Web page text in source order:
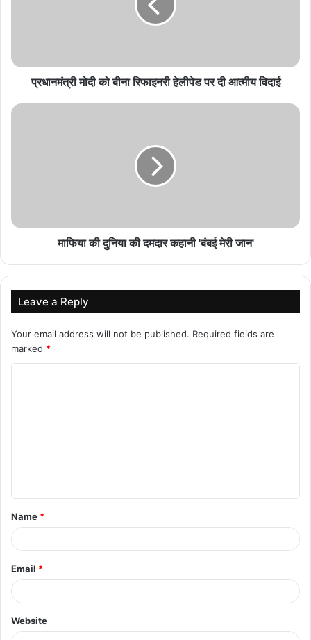
शनिवार आयोजित होगा सामुदायिक पुलिसिंग कार्यक्रम
August 6, 2026
के मादक पदार्थ एवं अन्य संपत्ति जब्त
August 6, 2026
August 6, 2026
top-news
प्रधानमंत्री मोदी को बीना रिफाइनरी हेलीपेड पर दी आत्मीय विदाई
माफिया की दुनिया की दमदार कहानी 'बंबई मेरी जान'
Leave a Reply
Your email address will not be published. Required fields are
marked *
t
*
Name *
Email *
Website